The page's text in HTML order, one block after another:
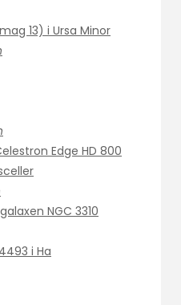
13) i Ursa Minor
Edge HD 800
NGC 3310
i Ha